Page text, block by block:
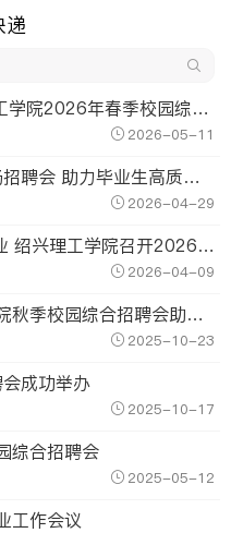
递
留绍筑梦 才聚理工——绍兴理工学院2026年春季校园综合招聘会成功举办
2026-05-11
绍兴理工学院举办义乌区域专场招聘会 助力毕业生高质量就业
2026-04-29
锚定目标开新局 全力攻坚促就业 绍兴理工学院召开2026年就业创业工作会议
2026-04-09
4000余岗位揽才！绍兴理工学院秋季校园综合招聘会助力学子留绍圆梦
2025-10-23
成功举办
2025-10-17
综合招聘会
2025-05-12
工作会议